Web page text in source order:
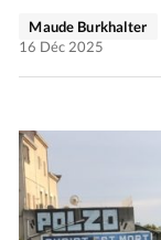
Maude Burkhalter
16 Déc 2025